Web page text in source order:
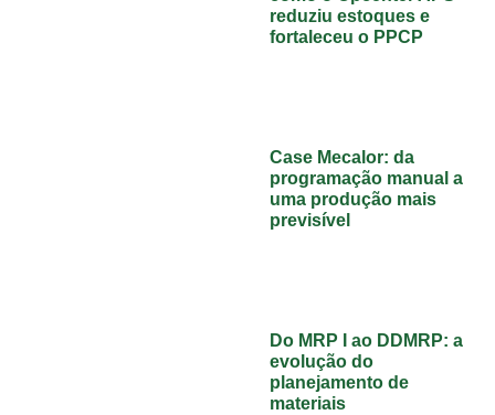
reduziu estoques e
fortaleceu o PPCP
Case Mecalor: da
programação manual a
uma produção mais
previsível
Do MRP I ao DDMRP: a
evolução do
planejamento de
materiais